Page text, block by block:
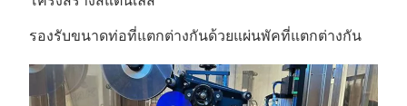
รองรับขนาดท่อที่แตกต่างกันด้วยแผ่นพัคที่แตกต่างกัน